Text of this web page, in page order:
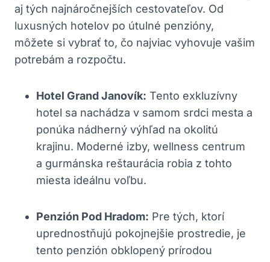
aj tých‍ najnáročnejších‌ cestovateľov.​ Od
luxusných ⁤hotelov po útulné⁢ penzióny,
⁤môžete si vybrať to, čo najviac vyhovuje vašim‍
potrebám a rozpočtu.
Hotel‍ Grand Janovík: Tento exkluzívny
hotel ⁣sa nachádza v samom srdci mesta a
ponúka⁣ nádherný výhľad na okolitú
‍krajinu.‍ Moderné izby, wellness ⁣centrum
a gurmánska reštaurácia robia z tohto
miesta⁤ ideálnu voľbu.
Penzión ⁢Pod Hradom: Pre tých, ktorí
uprednostňujú pokojnejšie prostredie, ⁢je
‌tento penzión⁢ obklopený prírodou